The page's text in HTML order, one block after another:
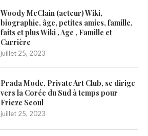
Woody McClain (acteur) Wiki,
biographie, âge, petites amies, famille,
faits et plus Wiki , Age , Famille et
Carrière
juillet 25, 2023
Prada Mode, Private Art Club, se dirige
vers la Corée du Sud à temps pour
Frieze Seoul
juillet 25, 2023